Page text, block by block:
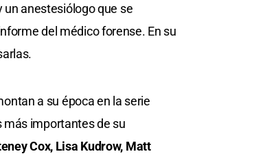
un anestesiólogo que se
del médico forense. En su
a su época en la serie
más importantes de su
Cox, Lisa Kudrow, Matt